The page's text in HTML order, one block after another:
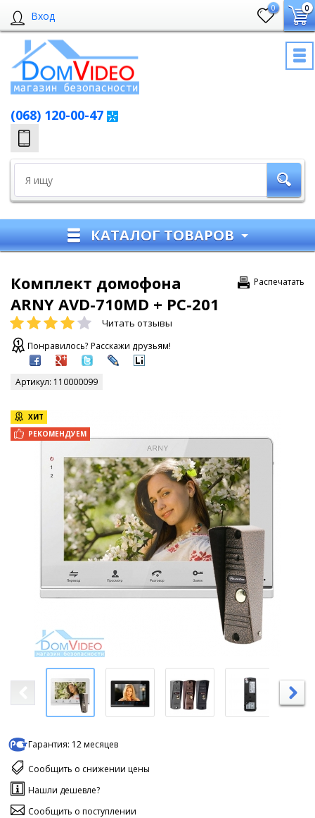
Вход
0 0
(068) 120-00-47
КАТАЛОГ ТОВАРОВ
Распечатать
Комплект домофона
ARNY AVD-710MD + PC-201
Читать отзывы
Понравилось? Расскажи друзьям!
Артикул: 110000099
ХИТ
РЕКОМЕНДУЕМ
Гарантия: 12 месяцев
Сообщить о снижении цены
Нашли дешевле?
Сообщить о поступлении